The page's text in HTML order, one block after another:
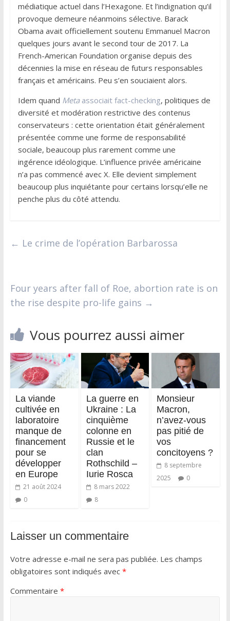
médiatique actuel dans l’Hexagone. Et l’indignation qu’il
provoque demeure néanmoins sélective. Barack
Obama avait officiellement soutenu Emmanuel Macron
quelques jours avant le second tour de 2017. La
French-American Foundation organise depuis des
décennies la mise en réseau de futurs responsables
français et américains. Peu s’en souciaient alors.
Idem quand Metaassociait fact-checking, politiques de
diversité et modération restrictive des contenus
conservateurs : cette orientation était généralement
présentée comme une forme de responsabilité
sociale, beaucoup plus rarement comme une
ingérence idéologique. L’influence privée américaine
n’a pas commencé avec X. Elle devient simplement
beaucoup plus inquiétante pour certains lorsqu’elle ne
penche plus du côté attendu.
← Le crime de l’opération Barbarossa
Four years after fall of Roe, abortion rate is on
the rise despite pro-life gains →
Vous pourrez aussi aimer
La viande
cultivée en
laboratoire
manque de
financement
pour se
développer
en Europe
21 août 2024
0
La guerre en
Ukraine : La
cinquième
colonne en
Russie et le
clan
Rothschild –
Iurie Rosca
8 mars 2022
8
Monsieur
Macron,
n’avez-vous
pas pitié de
vos
concitoyens ?
8 septembre
2025
0
Laisser un commentaire
Votre adresse e-mail ne sera pas publiée. Les champs
obligatoires sont indiqués avec *
Commentaire *